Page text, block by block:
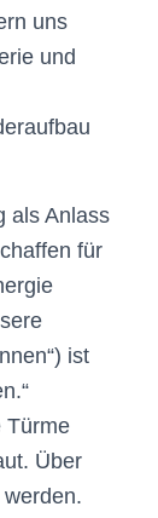
uns
und
als Anlass
für
ist
Türme
Über